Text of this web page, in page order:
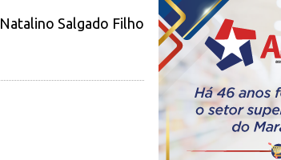
Natalino Salgado Filho